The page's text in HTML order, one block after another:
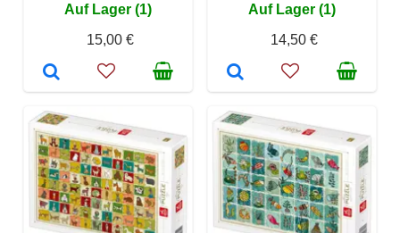
Auf Lager (1)
15,00 €
Auf Lager (1)
14,50 €